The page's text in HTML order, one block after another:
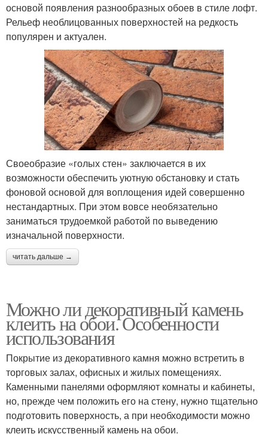
основой появления разнообразных обоев в стиле лофт.
Рельеф необлицованных поверхностей на редкость
популярен и актуален.
Своеобразие «голых стен» заключается в их
возможности обеспечить уютную обстановку и стать
фоновой основой для воплощения идей совершенно
нестандартных. При этом вовсе необязательно
заниматься трудоемкой работой по выведению
изначальной поверхности.
читать дальше →
Можно ли декоративный камень
клеить на обои. Особенности
использования
Покрытие из декоративного камня можно встретить в
торговых залах, офисных и жилых помещениях.
Каменными панелями оформляют комнаты и кабинеты,
но, прежде чем положить его на стену, нужно тщательно
подготовить поверхность, а при необходимости можно
клеить искусственный камень на обои.